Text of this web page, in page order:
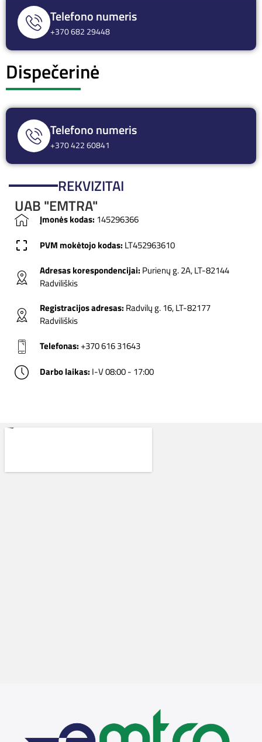
Telefono numeris
+370 682 29448
Dispečerinė
Telefono numeris
+370 422 60841
REKVIZITAI
UAB "EMTRA"
Įmonės kodas: 145296366
PVM mokėtojo kodas: LT452963610
Adresas korespondencijai: Purienų g. 2A, LT-82144
Radviliškis
Registracijos adresas: Radvilų g. 16, LT-82177
Radviliškis
Telefonas:+370 616 31643
Darbo laikas: I-V 08:00 - 17:00